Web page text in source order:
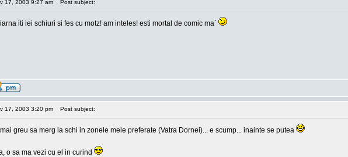
17, 2003 9:27 am Post subject:
iti iei schiuri si fes cu motz! am inteles! esti mortal de comic ma`
17, 2003 3:20 pm Post subject:
greu sa merg la schi in zonele mele preferate (Vatra Dornei)... e scump... inainte se putea
o sa ma vezi cu el in curind